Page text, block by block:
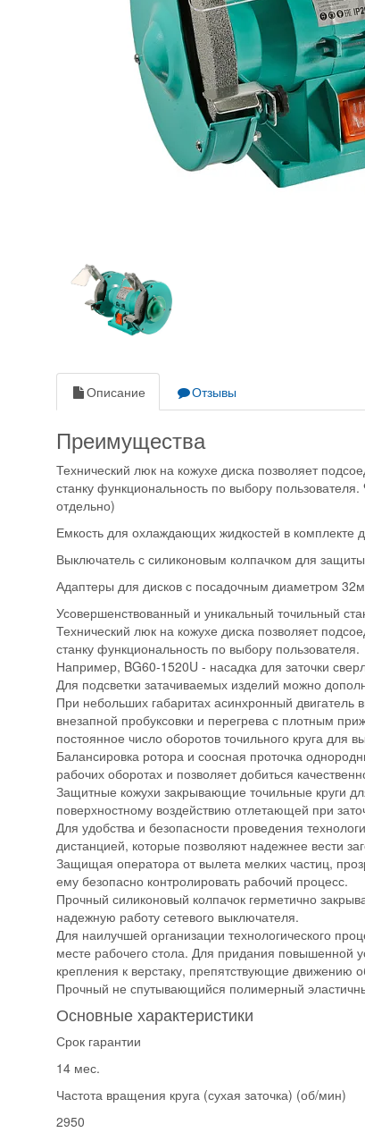
Описание Отзывы
Преимущества
Технический люк на кожухе диска позволяет
станку функциональность по выбору
отдельно)
Емкость для охлаждающих жидкостей в комплекте
Выключатель с силиконовым колпачком для
Адаптеры для дисков с посадочным диаметром
Усовершенствованный и уникальный точильный
Технический люк на кожухе диска позволяет
станку функциональность по выбору пользователя.
Например, BG60-1520U - насадка для заточки
Для подсветки затачиваемых изделий можно
При небольших габаритах асинхронный двигатель
внезапной пробуксовки и перегрева с плотным
постоянное число оборотов точильного круга для
Балансировка ротора и соосная проточка
рабочих оборотах и позволяет добиться
Защитные кожухи закрывающие точильные круги
поверхностному воздействию отлетающей при
Для удобства и безопасности проведения
дистанцией, которые позволяют надежнее вести
Защищая оператора от вылета мелких частиц,
ему безопасно контролировать рабочий процесс.
Прочный силиконовый колпачок герметично
надежную работу сетевого выключателя.
Для наилучшей организации технологического
месте рабочего стола. Для придания повышенной
крепления к верстаку, препятствующие движению
Прочный не спутывающийся полимерный
Основные характеристики
Срок гарантии
14 мес.
Частота вращения круга (сухая заточка) (об/мин)
2950